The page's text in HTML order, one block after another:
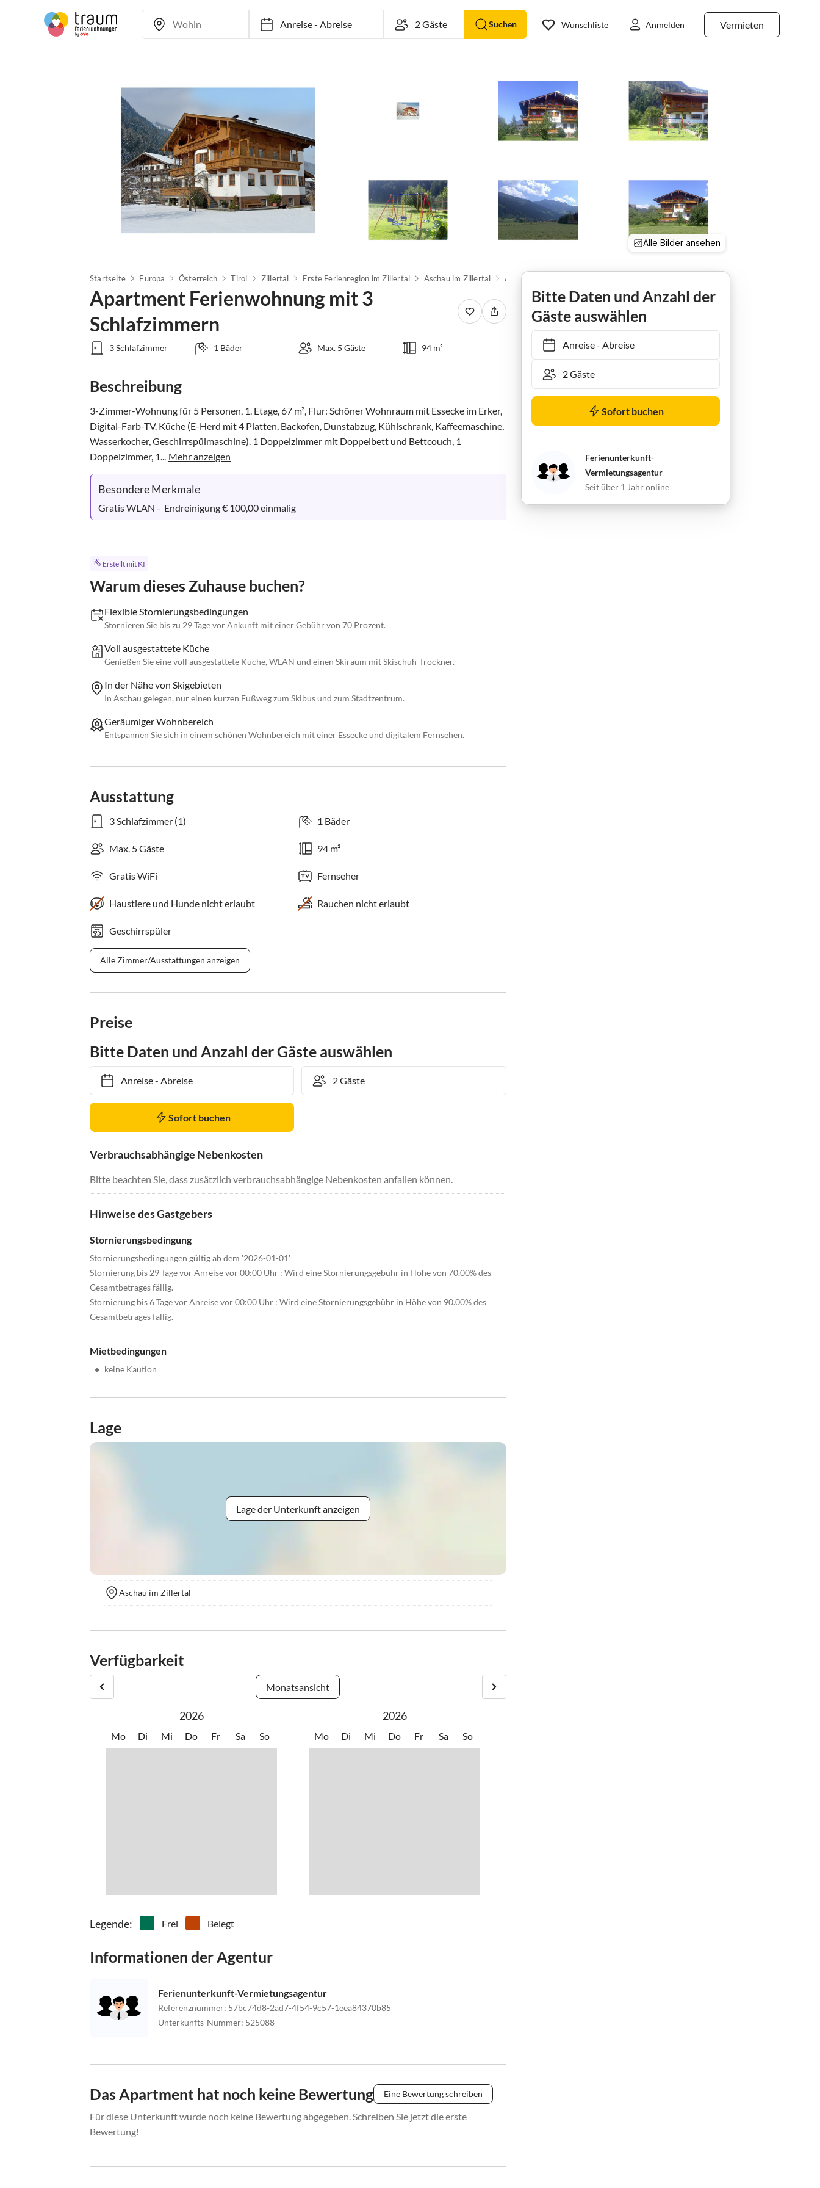
Anreise-Abreise Suchen Vermieten
Wunschliste Anmelden
Alle Bilder ansehen
Startseite Europa Österreich Tirol Zillertal Erste Ferienregion im Zillertal Aschau im Zillertal
Apartment Ferienwohnung mit 3
Schlafzimmern
3 Schlafzimmer 1 Bäder Max. 5 Gäste 94 m²
Beschreibung
3-Zimmer-Wohnung für 5 Personen, 1. Etage, 67 m², Flur: Schöner Wohnraum mit Essecke im Erker,
Digital-Farb-TV. Küche (E-Herd mit 4 Platten, Backofen, Dunstabzug, Kühlschrank, Kaffeemaschine,
Wasserkocher, Geschirrspülmaschine). 1 Doppelzimmer mit Doppelbett und Bettcouch, 1
Doppelzimmer, 1... Mehr anzeigen
Besondere Merkmale
Gratis WLAN -  Endreinigung € 100,00 einmalig
Erstellt mit KI
Warum dieses Zuhause buchen?
Flexible Stornierungsbedingungen
Stornieren Sie bis zu 29 Tage vor Ankunft mit einer Gebühr von 70 Prozent.
Voll ausgestattete Küche
Genießen Sie eine voll ausgestattete Küche, WLAN und einen Skiraum mit Skischuh-Trockner.
In der Nähe von Skigebieten
In Aschau gelegen, nur einen kurzen Fußweg zum Skibus und zum Stadtzentrum.
Geräumiger Wohnbereich
Entspannen Sie sich in einem schönen Wohnbereich mit einer Essecke und digitalem Fernsehen.
Ausstattung
3 Schlafzimmer (1) 1 Bäder
Max. 5 Gäste 94 m²
Gratis WiFi Fernseher
Haustiere und Hunde nicht erlaubt Rauchen nicht erlaubt
Geschirrspüler
Alle Zimmer/Ausstattungen anzeigen
Preise
Bitte Daten und Anzahl der Gäste auswählen
Anreise- Abreise
Sofort buchen
Verbrauchsabhängige Nebenkosten
Bitte beachten Sie, dass zusätzlich verbrauchsabhängige Nebenkosten anfallen können.
Hinweise des Gastgebers
Stornierungsbedingung
Stornierungsbedingungen gültig ab dem '2026-01-01'
Stornierung bis 29 Tage vor Anreise vor 00:00 Uhr : Wird eine Stornierungsgebühr in Höhe von 70.00% des
Gesamtbetrages fällig.
Stornierung bis 6 Tage vor Anreise vor 00:00 Uhr : Wird eine Stornierungsgebühr in Höhe von 90.00% des
Gesamtbetrages fällig.
Mietbedingungen
• keine Kaution
Lage
Lage der Unterkunft anzeigen
Aschau im Zillertal
Verfügbarkeit
Monatsansicht
2026
Mo Di Mi Do Fr Sa So
2026
Mo Di Mi Do Fr Sa So
Legende: Frei Belegt
Informationen der Agentur
Ferienunterkunft-Vermietungsagentur
Referenznummer: 57bc74d8-2ad7-4f54-9c57-1eea84370b85
Unterkunfts-Nummer: 525088
Das Apartment hat noch keine Bewertung Eine Bewertung schreiben
Für diese Unterkunft wurde noch keine Bewertung abgegeben. Schreiben Sie jetzt die erste
Bewertung!
Bitte Daten und Anzahl der
Gäste auswählen
Anreise- Abreise
Sofort buchen
Ferienunterkunft-
Vermietungsagentur
Seit über 1 Jahr online